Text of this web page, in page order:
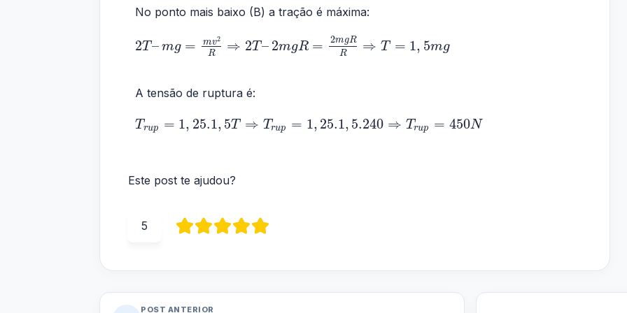
No ponto mais baixo (B) a tração é máxima:
2T – mg = mv2
R ⇒ 2T – 2mgR = 2mgR
R
⇒ T = 1, 5mg
A tensão de ruptura é:
T rup = 1, 25.1, 5T ⇒ Trup = 1, 25.1, 5.240 ⇒ Trup = 450N
Este post te ajudou?
5
POST ANTERIOR